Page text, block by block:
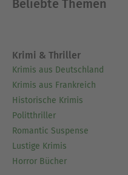
erfahren möchten,
Beliebte Themen
Krimi & Thriller
Krimis aus Deutschland
Krimis aus Frankreich
Historische Krimis
Politthriller
Romantic Suspense
Lustige Krimis
Horror Bücher